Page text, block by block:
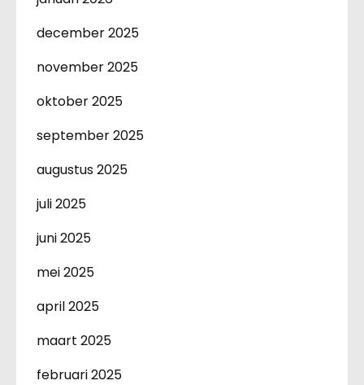
december 2025
november 2025
oktober 2025
september 2025
augustus 2025
juli 2025
juni 2025
mei 2025
april 2025
maart 2025
februari 2025